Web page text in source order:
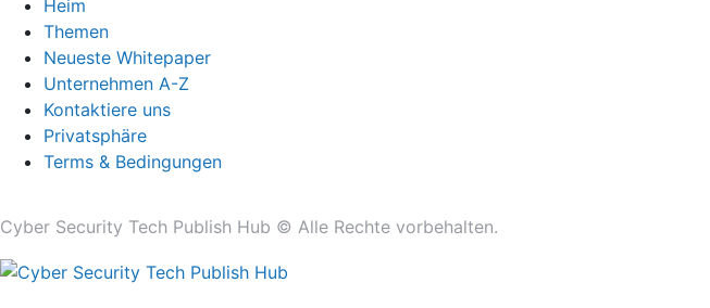
Heim
Themen
Neueste Whitepaper
Unternehmen A-Z
Kontaktiere uns
Privatsphäre
Terms & Bedingungen
Cyber ​​Security Tech Publish Hub © Alle Rechte vorbehalten.